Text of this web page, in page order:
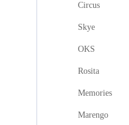
Circus
Skye
OKS
Rosita
Memories
Marengo